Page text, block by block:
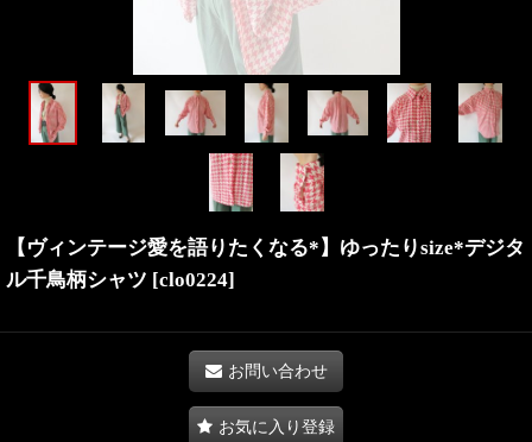
【ヴィンテージ愛を語りたくなる*】ゆったりsize*デジタ
ル千鳥柄シャツ [clo0224]
お問い合わせ
お気に入り登録